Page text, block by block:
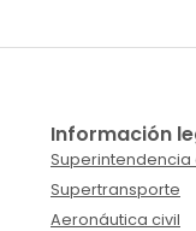
Información
Supertransporte
Aeronáutica civil